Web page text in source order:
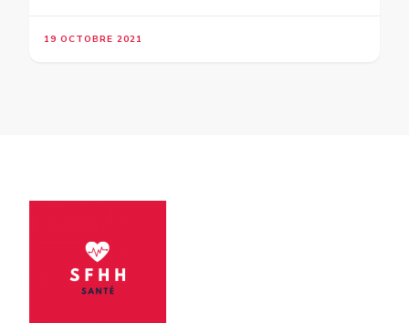
19 OCTOBRE 2021